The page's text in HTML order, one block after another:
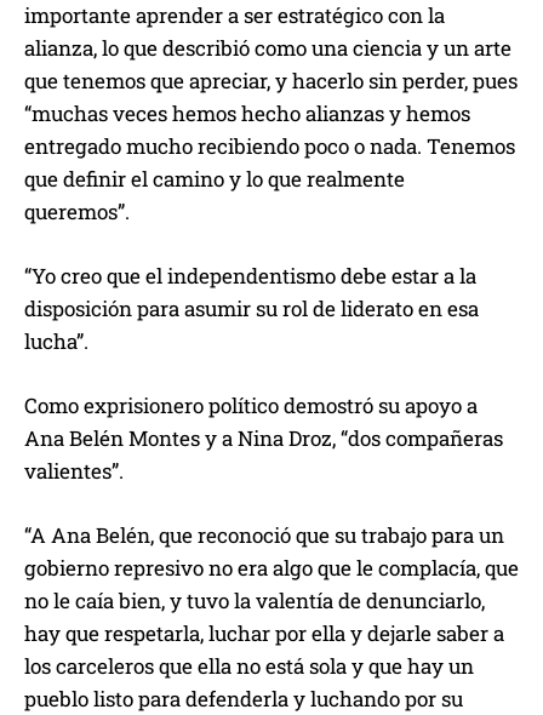
importante aprender a ser estratégico con la
alianza, lo que describió como una ciencia y un arte
que tenemos que apreciar, y hacerlo sin perder, pues
“muchas veces hemos hecho alianzas y hemos
entregado mucho recibiendo poco o nada. Tenemos
que definir el camino y lo que realmente
queremos”.
“Yo creo que el independentismo debe estar a la
disposición para asumir su rol de liderato en esa
lucha”.
Como exprisionero político demostró su apoyo a
Ana Belén Montes y a Nina Droz, “dos compañeras
valientes”.
“A Ana Belén, que reconoció que su trabajo para un
gobierno represivo no era algo que le complacía, que
no le caía bien, y tuvo la valentía de denunciarlo,
hay que respetarla, luchar por ella y dejarle saber a
los carceleros que ella no está sola y que hay un
pueblo listo para defenderla y luchando por su